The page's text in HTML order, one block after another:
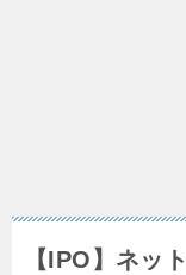
【IPO】ネッ